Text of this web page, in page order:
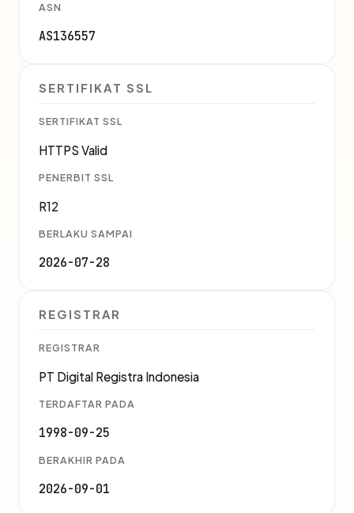
ASN
AS136557
SERTIFIKAT SSL
SERTIFIKAT SSL
HTTPS Valid
PENERBIT SSL
R12
BERLAKU SAMPAI
2026-07-28
REGISTRAR
REGISTRAR
PT Digital Registra Indonesia
TERDAFTAR PADA
1998-09-25
BERAKHIR PADA
2026-09-01